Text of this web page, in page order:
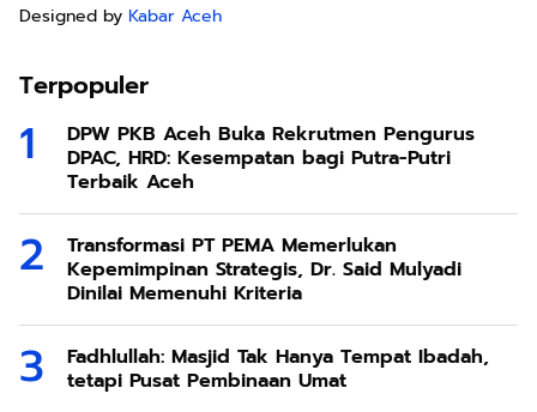
Dinilai Memenuhi Kriteria
Fadhlullah: Masjid Tak Hanya Tempat Ibadah,
tetapi Pusat Pembinaan Umat
Bisnis Emas BSI Melonjak, Transaksi Bullion
Tembus 8,06 Ton hingga Juni 2026
6 Alasan Chip M3 Pro Cocok untuk Render
dan Editing Video Berat